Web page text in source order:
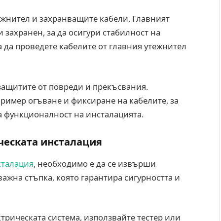
и захранващите кабели. Главният
за да осигури стабилност на
проведете кабелите от главния утежнител
от повреди и прекъсвания.
огъване и фиксиране на кабелите, за
функционалност на инсталацията.
инсталация
, необходимо е да се извърши
стъпка, която гарантира сигурността и
система, използвайте тестер или